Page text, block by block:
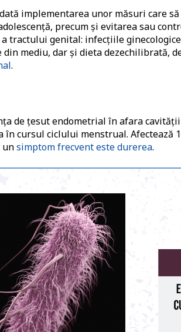
implementarea unor măsuri care
precum şi evitarea sau
tractului genital: infecţiile
mediu, dar şi dieta dezechilibrată,
.
de ţesut endometrial în afara
cursul ciclului menstrual. Afectează
unsimptom frecvent este durerea.